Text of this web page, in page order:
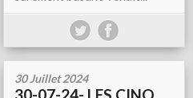
30 Juillet 2024